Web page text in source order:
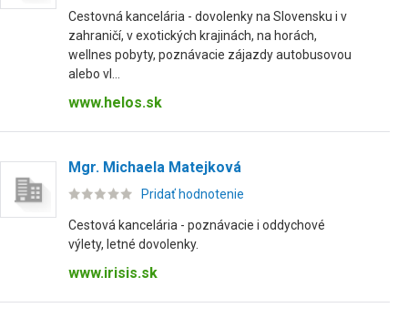
Cestovná kancelária - dovolenky na Slovensku i v
zahraničí, v exotických krajinách, na horách,
wellnes pobyty, poznávacie zájazdy autobusovou
alebo vl...
www.helos.sk
Mgr. Michaela Matejková
Pridať hodnotenie
Cestová kancelária - poznávacie i oddychové
výlety, letné dovolenky.
www.irisis.sk